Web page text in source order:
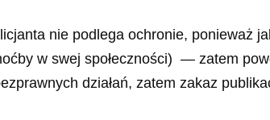
nie podlega ochronie, ponieważ
w swej społeczności) — zatem
działań, zatem zakaz